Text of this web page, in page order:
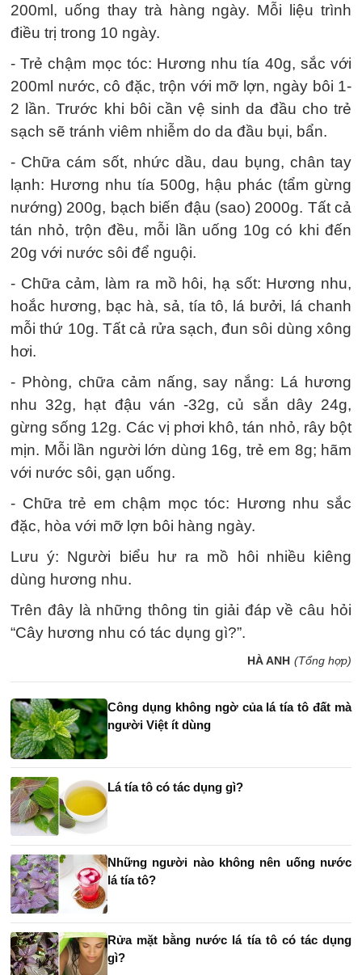
200ml, uống thay trà hàng ngày. Mỗi liệu trình
điều trị trong 10 ngày.
- Trẻ chậm mọc tóc: Hương nhu tía 40g, sắc với
200ml nước, cô đặc, trộn với mỡ lợn, ngày bôi 1-
2 lần. Trước khi bôi cần vệ sinh da đầu cho trẻ
sạch sẽ tránh viêm nhiễm do da đầu bụi, bẩn.
- Chữa cám sốt, nhức dầu, dau bụng, chân tay
lạnh: Hương nhu tía 500g, hậu phác (tẩm gừng
nướng) 200g, bạch biến đậu (sao) 2000g. Tất cả
tán nhỏ, trộn đều, mỗi lần uống 10g có khi đến
20g với nước sôi để nguội.
- Chữa cảm, làm ra mồ hôi, hạ sốt: Hương nhu,
hoắc hương, bạc hà, sả, tía tô, lá bưởi, lá chanh
mỗi thứ 10g. Tất cả rửa sạch, đun sôi dùng xông
hơi.
- Phòng, chữa cảm nấng, say nắng: Lá hương
nhu 32g, hạt đậu ván -32g, củ sắn dây 24g,
gừng sống 12g. Các vị phơi khô, tán nhỏ, rây bột
mịn. Mỗi lần người lớn dùng 16g, trẻ em 8g; hãm
với nước sôi, gạn uống.
- Chữa trẻ em chậm mọc tóc: Hương nhu sắc
đặc, hòa với mỡ lợn bôi hàng ngày.
Lưu ý: Người biểu hư ra mồ hôi nhiều kiêng
dùng hương nhu.
Trên đây là những thông tin giải đáp về câu hỏi
“Cây hương nhu có tác dụng gì?”.
HÀ ANH (Tổng hợp)
Công dụng không ngờ của lá tía tô đất mà
người Việt ít dùng
Lá tía tô có tác dụng gì?
Những người nào không nên uống nước
lá tía tô?
Rửa mặt bằng nước lá tía tô có tác dụng
gì?